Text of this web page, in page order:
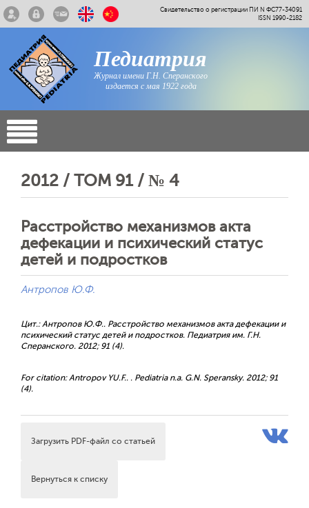
Свидетельство о регистрации ПИ N ФС77-34091
ISSN 1990-2182
Педиатрия
Журнал имени Г.Н. Сперанского
издается с мая 1922 года
2012 / ТОМ 91 / № 4
Расстройство механизмов акта
дефекации и психический статус
детей и подростков
Антропов Ю.Ф.
Цит.: Антропов Ю.Ф.. Расстройство механизмов акта дефекации и
психический статус детей и подростков. Педиатрия им. Г.Н.
Сперанского. 2012; 91 (4).
For citation: Antropov YU.F.. . Pediatria n.a. G.N. Speransky. 2012; 91
(4).
Загрузить PDF-файл со статьей
Вернуться к списку